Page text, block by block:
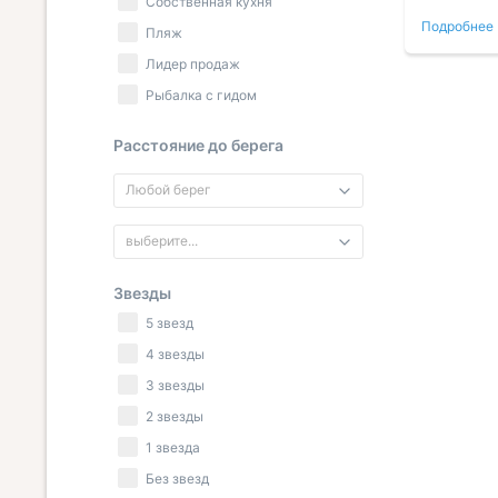
всем необходимым, проживать
было комфортно. Мы остались
Подробнее
оставить
Подробнее
Пляж
Лидер продаж
Рыбалка с гидом
Расстояние до берега
Любой берег
выберите...
Звезды
5 звезд
4 звезды
3 звезды
2 звезды
1 звезда
Без звезд